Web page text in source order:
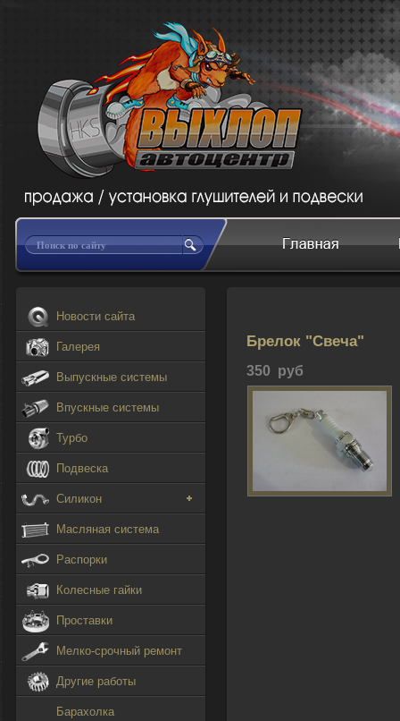
Новости сайта
Галерея
Выпускные системы
Впускные системы
Турбо
Подвеска
Силикон
Масляная система
Распорки
Колесные гайки
Проставки
Мелко-срочный ремонт
Другие работы
Барахолка
Брелок "Свеча"
350 руб